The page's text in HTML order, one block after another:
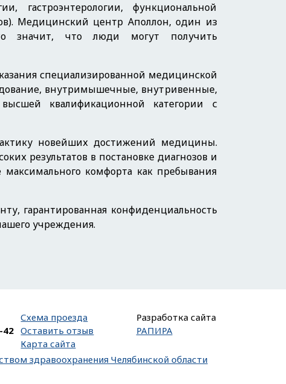
гастроэнтерологии, функциональной
Медицинский центр Аполлон, один из
значит, что люди могут получить
специализированной медицинской
внутримышечные, внутривенные,
квалификационной категории с
новейших достижений медицины.
результатов в постановке диагнозов и
комфорта как пребывания
гарантированная конфиденциальность
учреждения.
42
Схема проезда
Оставить отзыв
Карта сайта
здравоохранения Челябинской области
Разработка сайта
РАПИРА